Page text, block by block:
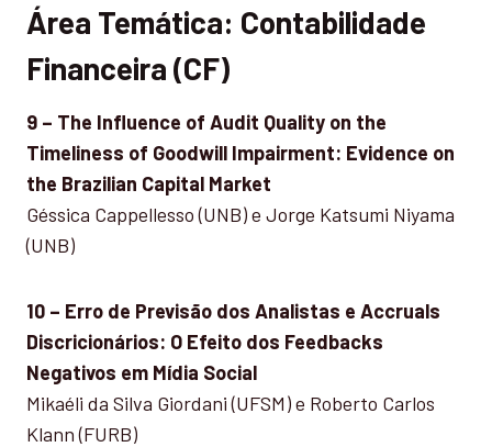
Área Temática: Contabilidade
Financeira (CF)
9 – The Influence of Audit Quality on the
Timeliness of Goodwill Impairment: Evidence on
the Brazilian Capital Market
Géssica Cappellesso (UNB) e Jorge Katsumi Niyama
(UNB)
10 – Erro de Previsão dos Analistas e Accruals
Discricionários: O Efeito dos Feedbacks
Negativos em Mídia Social
Mikaéli da Silva Giordani (UFSM) e Roberto Carlos
Klann (FURB)